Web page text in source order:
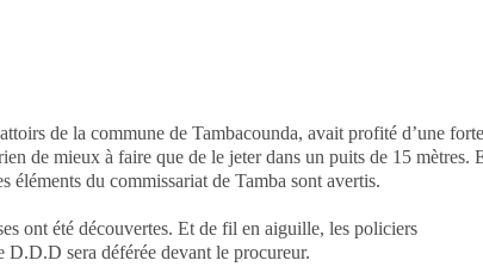
de la commune de Tambacounda, avait profité d’une forte
de mieux à faire que de le jeter dans un puits de 15 mètres.
éléments du commissariat de Tamba sont avertis.
ont été découvertes. Et de fil en aiguille, les policiers
D.D.D sera déférée devant le procureur.